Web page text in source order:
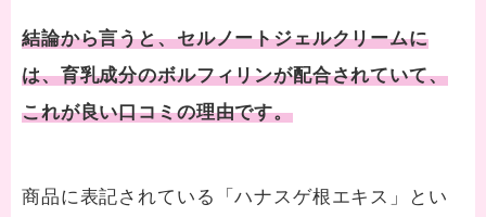
結論から言うと、セルノートジェルクリームに
は、育乳成分のボルフィリンが配合されていて、
これが良い口コミの理由です。
商品に表記されている「ハナスゲ根エキス」とい